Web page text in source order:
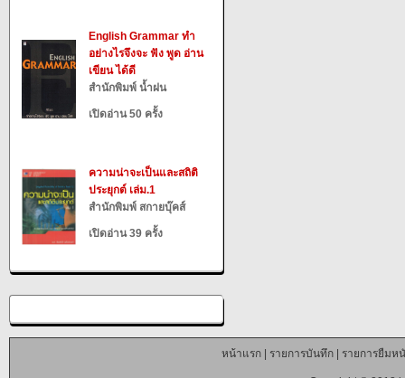
English Grammar ทำ
อย่างไรจึงจะ ฟัง พูด อ่าน
เขียน ได้ดี
สำนักพิมพ์ น้ำฝน
เปิดอ่าน 50 ครั้ง
ความน่าจะเป็นและสถิติ
ประยุกต์ เล่ม.1
สำนักพิมพ์ สกายบุ๊คส์
เปิดอ่าน 39 ครั้ง
หน้าแรก| รายการบันทึก| รายการยืมห